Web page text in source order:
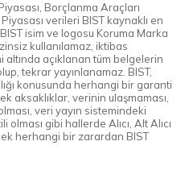
Borçlanma Araçları
verileri BIST kaynaklı en
isim ve logosu Koruma Marka
kullanılamaz, iktibas
altında açıklanan tüm belgelerin
tekrar yayınlanamaz. BIST,
konusunda herhangi bir garanti
aksaklıklar, verinin ulaşmaması,
veri yayın sistemindeki
gibi hallerde Alıcı, Alt Alıcı
herhangi bir zarardan BIST